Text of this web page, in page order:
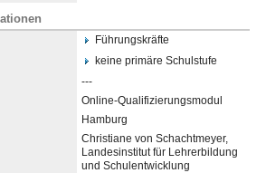
Führungskräfte
keine primäre Schulstufe
---
Online-Qualifizierungsmodu
Hamburg
Christiane von Schachtmeyer,
Landesinstitut für Lehrerbildung
und Schulentwicklung